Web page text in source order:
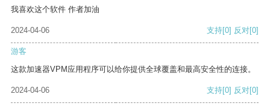
我喜欢这个软件 作者加油
2024-04-06 支持[0] 反对[0]
游客
这款加速器VPM应用程序可以给你提供全球覆盖和最高安全性的连接。
2024-04-06 支持[0] 反对[0]